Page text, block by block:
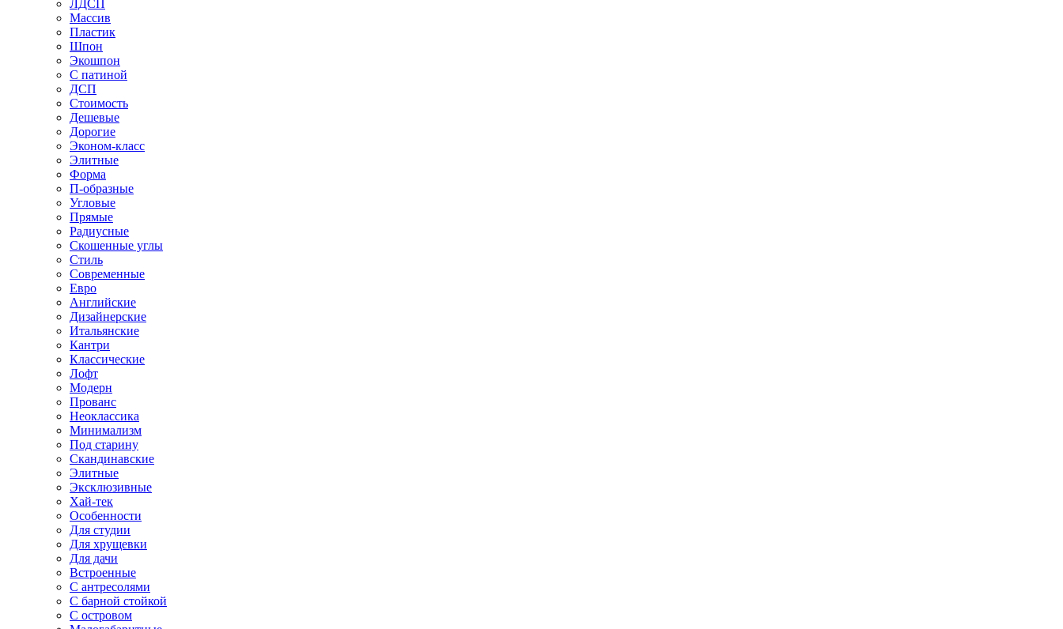
ЛДСП
Массив
Пластик
Шпон
Экошпон
С патиной
ДСП
Стоимость
Дешевые
Дорогие
Эконом-класс
Элитные
Форма
П-образные
Угловые
Прямые
Радиусные
Скошенные углы
Стиль
Современные
Евро
Английские
Дизайнерские
Итальянские
Кантри
Классические
Лофт
Модерн
Прованс
Неоклассика
Минимализм
Под старину
Скандинавские
Элитные
Эксклюзивные
Хай-тек
Особенности
Для студии
Для хрущевки
Для дачи
Встроенные
С антресолями
С барной стойкой
С островом